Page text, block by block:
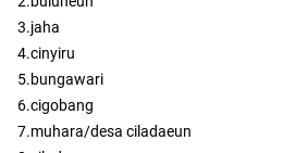
3.jaha
4.cinyiru
5.bungawari
6.cigobang
7.muhara/desa ciladaeun